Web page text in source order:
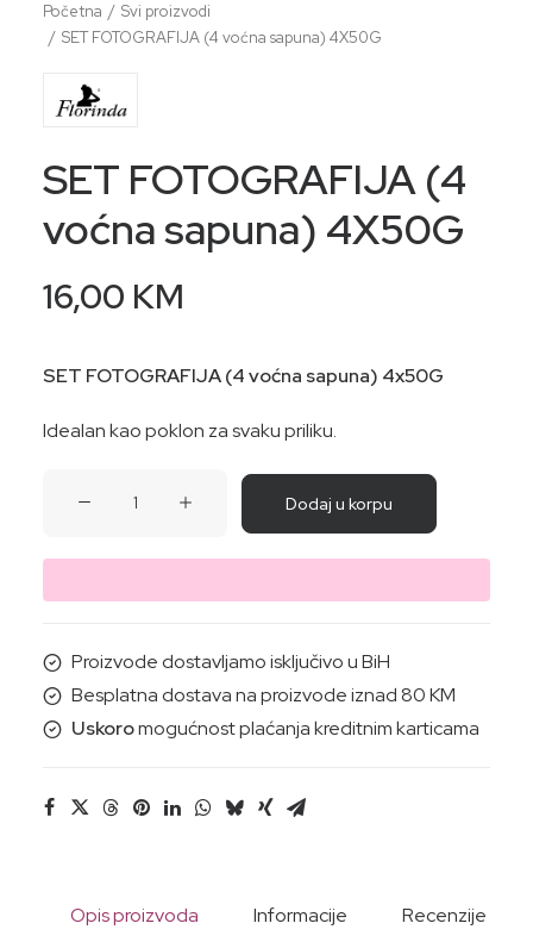
Početna
Svi proizvodi
SET FOTOGRAFIJA (4 voćna sapuna) 4X50G
SET FOTOGRAFIJA (4
voćna sapuna) 4X50G
16,00 KM
SET FOTOGRAFIJA (4 voćna sapuna) 4x50G
Idealan kao poklon za svaku priliku.
4X50G
količina
Dodaj u korpu
Proizvode dostavljamo isključivo u BiH
Besplatna dostava na proizvode iznad 80 KM
Uskoromogućnost plaćanja kreditnim karticama
Opis proizvoda Informacije Recenzije